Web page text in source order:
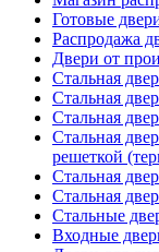
Готовые
Распродажа
Двери от
Стальная
Стальная
Стальная
Стальная
решеткой
Стальная
Стальная
Стальные
Входные